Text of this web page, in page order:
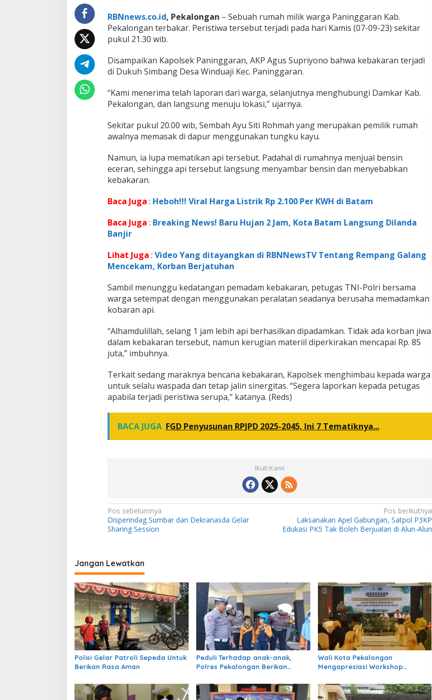
a
r
a
e
r
a
k
RBNnews.co.id, Pekalongan – Sebuah rumah milik warga Paninggaran Kab.
Pekalongan terbakar. Peristiwa tersebut terjadi pada hari Kamis (07-09-23) sekitar
pukul 21.30 wib.
Disampaikan Kapolsek Paninggaran, AKP Agus Supriyono bahwa kebakaran terjadi
di Dukuh Simbang Desa Winduaji Kec. Paninggaran.
“Kami menerima telah laporan dari warga, selanjutnya menghubungi Damkar Kab.
Pekalongan, dan langsung menuju lokasi,” ujarnya.
Sekitar pukul 20.00 wib, Sembah Ayu Siti Rohmah yang merupakan pemilik rumah
awalnya memasak di dapur menggunakan tungku kayu.
Namun, ia lupa mematikan api tersebut. Padahal di rumahnya menjual bensin
eceran, sehingga api tersebut langsung menyambar bensin dan menyebabkan
kebakaran.
Baca Juga : Heboh!!! Viral Harga Listrik Rp 2.100 Per KWH di Batam
Baca Juga : Breaking News! Baru Hujan 2 Jam, Kota Batam Langsung Dilanda
Banjir
Lihat Juga : Video Yang ditayangkan di RBNNewsTV Tentang Rempang Galang
Mencekam, Korban Berjatuhan
Sambil menunggu kedatangan pemadam kebakaran, petugas TNI-Polri bersama
warga setempat dengan menggunakan peralatan seadanya berusaha memadamkan
kobaran api.
“Alhamdulillah, selang 1 jam lebih api berhasilkan dipadamkan. Tidak ada korban jiwa
dalam kebakaran tersebut, namun kerugian materiil diperkirakan mencapai Rp. 85
juta,” imbuhnya.
Terkait sedang maraknya bencana kebakaran, Kapolsek menghimbau kepada warga
untuk selalu waspada dan tetap jalin sinergitas. “Segera laporkan kepada petugas
apabila terjadi peristiwa serupa,” katanya. (Reds)
BACA JUGA FGD Penyusunan RPJPD 2025-2045, Ini 7 Tematiknya...
Ikuti Kami
N
a
i
g
a
s
i
p
o
s
Pos sebelumnya
Disperindag Sumbar dan Dekranasda Gelar
Sharing Session
Pos berikutnya
Laksanakan Apel Gabungan, Satpol P3KP
Edukasi PK5 Tak Boleh Berjualan di Alun-Alun
Jangan Lewatkan
Polisi Gelar Patroli Sepeda Untuk
Berikan Rasa Aman
Peduli Terhadap anak-anak,
Polres Pekalongan Berikan
Lintas.
Wali Kota Pekalongan
Mengapresiasi Workshop